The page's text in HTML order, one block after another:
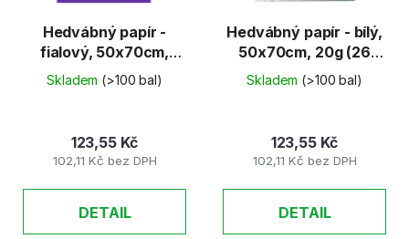
Hedvábný papír -
fialový, 50x70cm,
20g (26 listů)
Skladem (>100 bal)
102,11 Kč bez DPH
123,55 Kč
DETAIL
Hedvábný papír - bílý,
50x70cm, 20g (26
listů)
Skladem (>100 bal)
102,11 Kč bez DPH
123,55 Kč
DETAIL